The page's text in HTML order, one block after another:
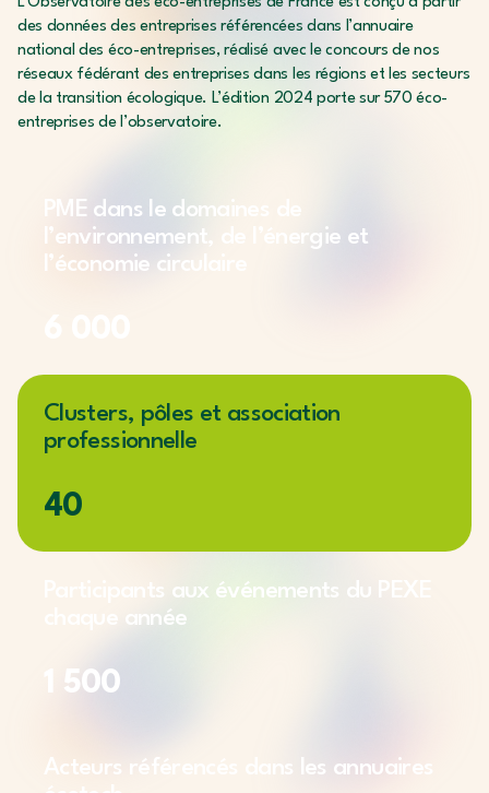
des données des entreprises référencées dans l’annuaire
national des éco-entreprises, réalisé avec le concours de nos
réseaux fédérant des entreprises dans les régions et les secteurs
de la transition écologique. L’édition 2024 porte sur 570 éco-
entreprises de l’observatoire.
PME dans le domaines de
l’environnement, de l’énergie et
l’économie circulaire
Clusters, pôles et association
professionnelle
40
Participants aux événements du PEXE
chaque année
1 500
Acteurs référencés dans les annuaires